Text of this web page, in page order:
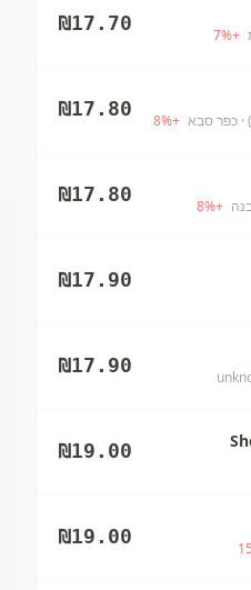
+
7%
₪17.70
· כפר סבא +
8%
₪17.80
+
8%
₪17.80
₪17.90
₪17.90
₪19.00
15
₪19.00